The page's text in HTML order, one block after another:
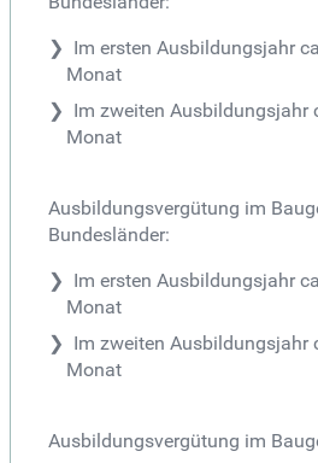
Im ersten Ausbildungsjahr
Monat
Im zweiten Ausbildungsjahr
Monat
Ausbildungsvergütung im
Bundesländer:
Im ersten Ausbildungsjahr
Monat
Im zweiten Ausbildungsjahr
Monat
Ausbildungsvergütung im